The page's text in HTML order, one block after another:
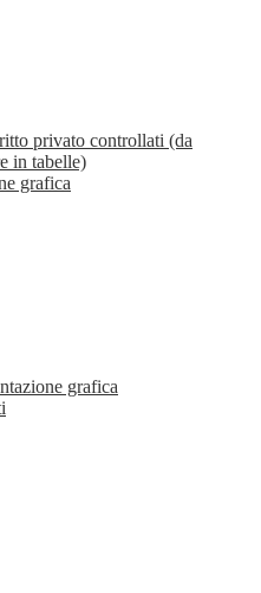
privato controllati (da
in tabelle)
grafica
grafica